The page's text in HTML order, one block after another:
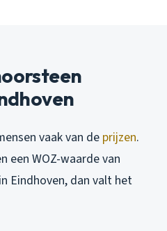
vaak van deprijzen.
een WOZ-waarde van
Eindhoven, dan valt het